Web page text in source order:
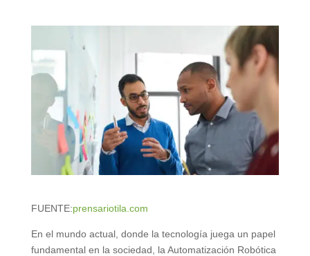
FUENTE:prensariotila.com
En el mundo actual, donde la tecnología juega un papel
fundamental en la sociedad, la Automatización Robótica